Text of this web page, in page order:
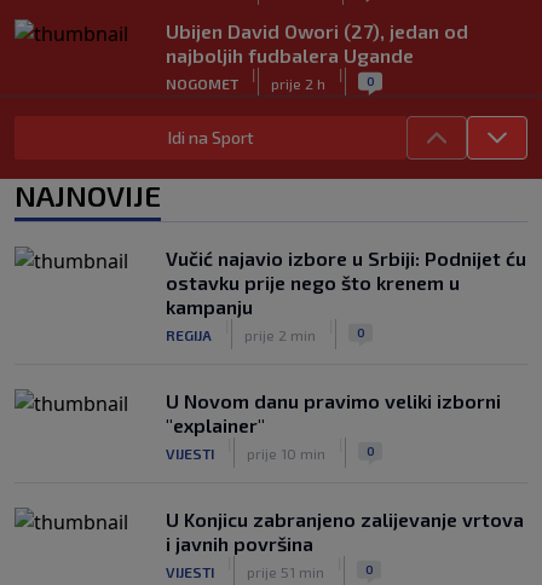
Ubijen David Owori (27), jedan od
najboljih fudbalera Ugande
NOGOMET
|
prije 2 h
| 0
Raste balkanska kolonija u PSV-u:
Reprezentativac Srbije stigao kod
Talentovani ofanzivac za 135 miliona
eura stigao na Santiago Bernabeu
NOGOMET
|
Idi na Sport
NAJNOVIJE
Vučić najavio izbore u Srbiji: Podnijet ću
ostavku prije nego što krenem u
kampanju
REGIJA prije 2 min 0
U Novom danu pravimo veliki izborni
"explainer"
VIJESTI prije 10 min 0
U Konjicu zabranjeno zalijevanje vrtova
i javnih površina
VIJESTI prije 51 min 0